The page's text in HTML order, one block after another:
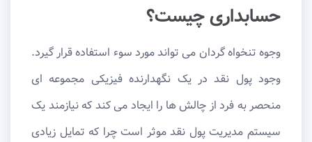
حسابداری چیست؟
وجوه تنخواه گردان می تواند مورد سوء استفاده قرار گیرد.
وجود پول نقد در یک نگهدارنده فیزیکی مجموعه ای
منحصر به فرد از چالش ها را ایجاد می کند که نیازمند یک
سیستم مدیریت پول نقد موثر است چرا که تمایل زیادی